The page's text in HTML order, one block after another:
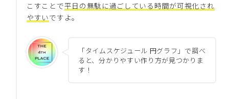
こすことで平日の無駄に過ごしている時間が可視化され
やすいですよ。
「タイムスケジュール 円グラフ」で調べ
ると、分かりやすい作り方が見つかりま
す！